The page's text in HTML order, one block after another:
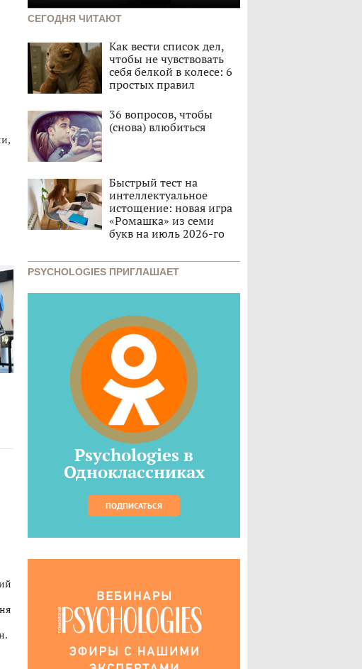
СЕГОДНЯ ЧИТАЮТ
Как вести список дел,
чтобы не чувствовать
себя белкой в колесе: 6
простых правил
36 вопросов, чтобы
(снова) влюбиться
Быстрый тест на
интеллектуальное
истощение: новая игра
«Ромашка» из семи
букв на июль 2026-го
PSYCHOLOGIES ПРИГЛАШАЕТ
Psychologies в
Одноклассниках
ПОДПИСАТЬСЯ